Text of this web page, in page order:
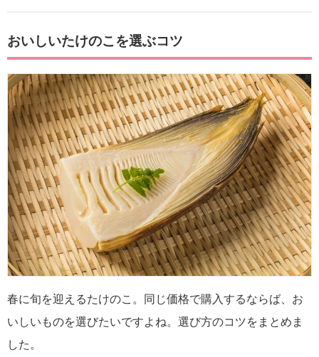
おいしいたけのこを選ぶコツ
春に旬を迎えるたけのこ。同じ価格で購入するならば、お
いしいものを選びたいですよね。選び方のコツをまとめま
した。